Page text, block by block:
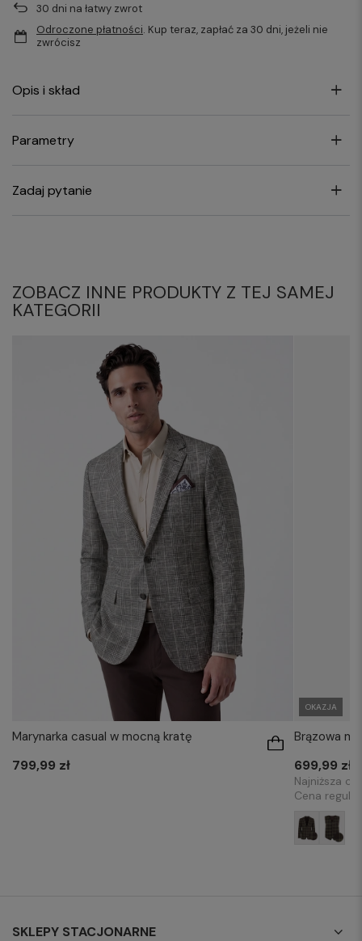
30 dni na łatwy zwrot
Odroczone płatności. Kup teraz, zapłać za 30 dni, jeżeli nie
zwrócisz
Opis i skład
Parametry
Zadaj pytanie
ZOBACZ INNE PRODUKTY Z TEJ SAMEJ
KATEGORII
Marynarka casual w mocną kratę
799,99 zł
OKAZJA
Brązowa
699,99 zł
Najniższa
Cena
SKLEPY STACJONARNE